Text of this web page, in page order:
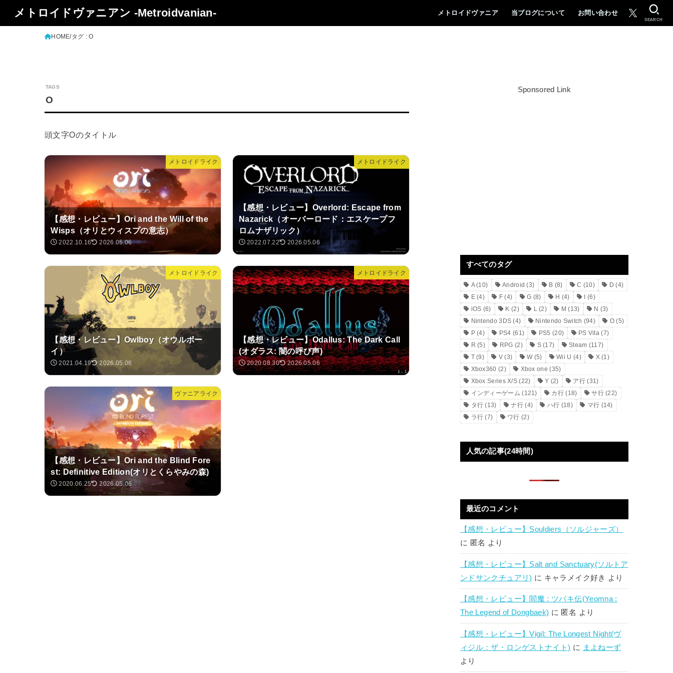
メトロイドヴァニアン -Metroidvanian- メトロイドヴァニア 当ブログについて お問い合わせ
SEARCH
HOME タグ : O
O
頭文字Oのタイトル
メトロイドライク
【感想・レビュー】Ori and the Will of the
Wisps（オリとウィスプの意志）
2022.10.16 2026.05.06
メトロイドライク
【感想・レビュー】Overlord: Escape from
Nazarick（オーバーロード：エスケープフ
ロムナザリック）
2022.07.22 2026.05.06
メトロイドライク
【感想・レビュー】Owlboy（オウルボー
イ）
2021.04.19 2026.05.06
メトロイドライク
【感想・レビュー】Odallus: The Dark Call
(オダラス: 闇の呼び声)
2020.08.30 2026.05.06
ヴァニアライク
【感想・レビュー】Ori and the Blind Fore
st: Definitive Edition(オリとくらやみの森)
2020.06.25 2026.05.06
Sponsored Link
すべてのタグ
A(10) Android (3) B (8) C (10) D (4)
E(4) F (4) G (8) H (4)
(6)
iOS (6) K (2) L(2) M (13) N (3)
Nintendo 3DS (4) Nintendo Switch (94) O (5)
P(4) PS4 (61) PS5 (20) PS Vita (7)
R (5) RPG (2) S(17) Steam (117)
T(9) V (3) W (5) Wii U (4) X(1)
Xbox360 (2) Xbox one (35)
Xbox Series X/S (22) Y (2) ア行 (31)
インディーゲーム (121) カ行 (18) サ行(22)
タ行 (13) ナ行(4) ハ行 (18) マ行 (14)
ラ行 (7) ワ行 (2)
人気の記事(24時間)
最近のコメント
【感想・レビュー】Souldiers（ソルジャーズ）
に 匿名 より
【感想・レビュー】Salt and Sanctuary(ソルトア
ンドサンクチュアリ) に キャラメイク好き より
【感想・レビュー】閻魔 : ツバキ伝(Yeomna :
The Legend of Dongbaek) に 匿名 より
【感想・レビュー】Vigil: The Longest Night(ヴ
ィジル：ザ・ロンゲストナイト) に
まよねーず
より